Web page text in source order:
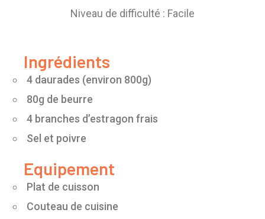
Niveau de difficulté : Facile
Ingrédients
4 daurades (environ 800g)
80g de beurre
4 branches d’estragon frais
Sel et poivre
Equipement
Plat de cuisson
Couteau de cuisine